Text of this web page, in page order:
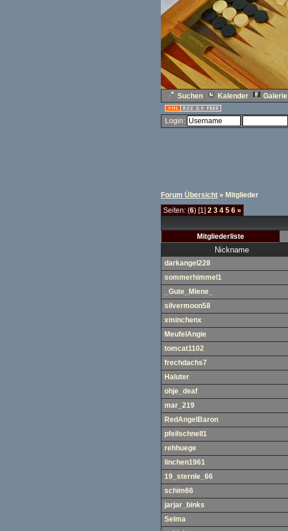
Suchen Kalender Galerie
Login:
Forum Übersicht » Mitglieder
Seiten: (6) [1] 2 3 4 5 6 »
Mitgliederliste
Nickname
darkangel228
sommerhimmel1
_Gute_Miene_
silvermoon58
xminchenx
MeufelAngie
tomcat1102
frechdachs7
Haluter
ohje_deaf
mar_219
RedAngelBaron
pfeilschnell1
rehhuege
linchen1961
19_sternle_66
schim66
jarjar_binks
Selma